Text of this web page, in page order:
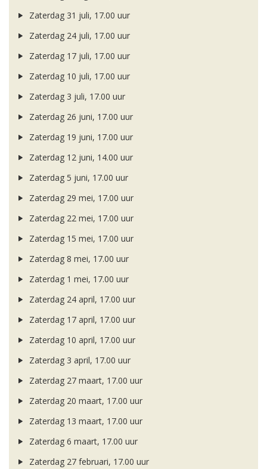
Zaterdag 31 juli, 17.00 uur
Zaterdag 24 juli, 17.00 uur
Zaterdag 17 juli, 17.00 uur
Zaterdag 10 juli, 17.00 uur
Zaterdag 3 juli, 17.00 uur
Zaterdag 26 juni, 17.00 uur
Zaterdag 19 juni, 17.00 uur
Zaterdag 12 juni, 14.00 uur
Zaterdag 5 juni, 17.00 uur
Zaterdag 29 mei, 17.00 uur
Zaterdag 22 mei, 17.00 uur
Zaterdag 15 mei, 17.00 uur
Zaterdag 8 mei, 17.00 uur
Zaterdag 1 mei, 17.00 uur
Zaterdag 24 april, 17.00 uur
Zaterdag 17 april, 17.00 uur
Zaterdag 10 april, 17.00 uur
Zaterdag 3 april, 17.00 uur
Zaterdag 27 maart, 17.00 uur
Zaterdag 20 maart, 17.00 uur
Zaterdag 13 maart, 17.00 uur
Zaterdag 6 maart, 17.00 uur
Zaterdag 27 februari, 17.00 uur